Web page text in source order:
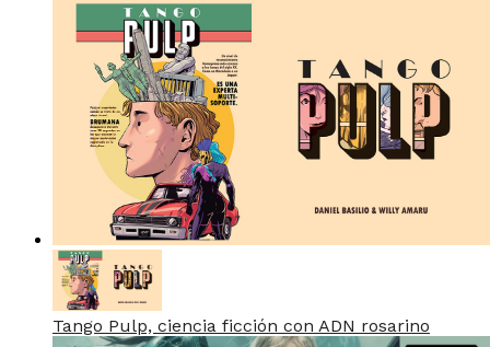
Tango Pulp, ciencia ficción con ADN rosarino